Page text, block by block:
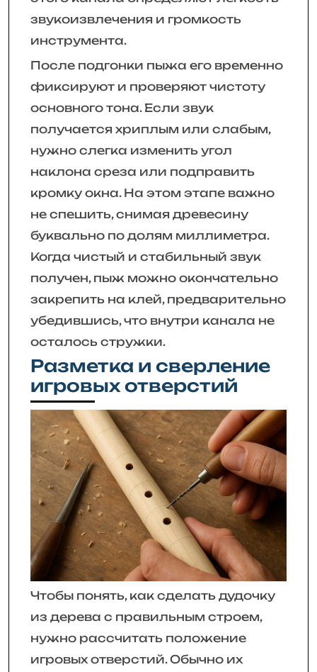
звукоизвлечения и громкость
инструмента.
После подгонки пыжа его временно
фиксируют и проверяют чистоту
основного тона. Если звук
получается хриплым или слабым,
нужно слегка изменить угол
наклона среза или подправить
кромку окна. На этом этапе важно
не спешить, снимая древесину
буквально по долям миллиметра.
Когда чистый и стабильный звук
получен, пыж можно окончательно
закрепить на клей, предварительно
убедившись, что внутри канала не
осталось стружки.
Разметка и сверление
игровых отверстий
Чтобы понять, как сделать дудочку
из дерева с правильным строем,
нужно рассчитать положение
игровых отверстий. Обычно их